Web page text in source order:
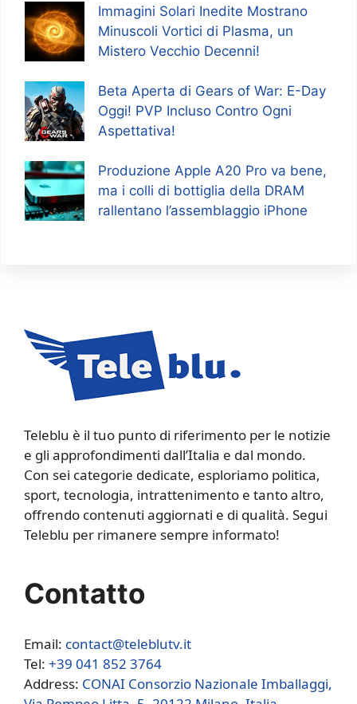
Immagini Solari Inedite Mostrano
Minuscoli Vortici di Plasma, un
Mistero Vecchio Decenni!
Beta Aperta di Gears of War: E-Day
Oggi! PVP Incluso Contro Ogni
Aspettativa!
Produzione Apple A20 Pro va bene,
ma i colli di bottiglia della DRAM
rallentano l’assemblaggio iPhone
Teleblu è il tuo punto di riferimento per le notizie
e gli approfondimenti dall’Italia e dal mondo.
Con sei categorie dedicate, esploriamo politica,
sport, tecnologia, intrattenimento e tanto altro,
offrendo contenuti aggiornati e di qualità. Segui
Teleblu per rimanere sempre informato!
Contatto
Email: contact@teleblutv.it
Tel: +39 041 852 3764
Address: CONAI Consorzio Nazionale Imballaggi,